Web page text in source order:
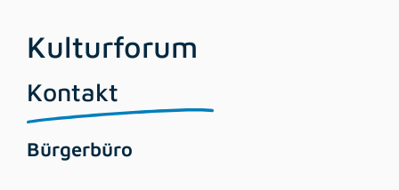
Kulturforum
Kontakt
Bürgerbüro